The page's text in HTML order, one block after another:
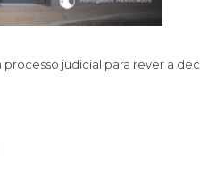
judicial para rever a